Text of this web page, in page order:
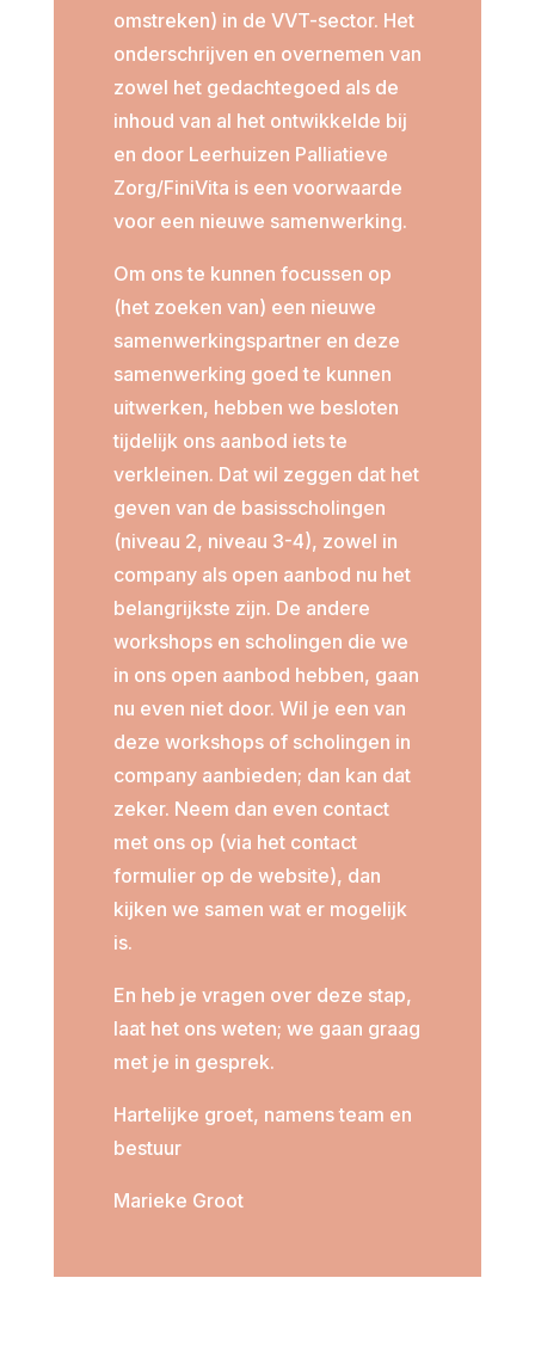
omstreken) in de VVT-sector. Het
onderschrijven en overnemen van
zowel het gedachtegoed als de
inhoud van al het ontwikkelde bij
en door Leerhuizen Palliatieve
Zorg/FiniVita is een voorwaarde
voor een nieuwe samenwerking.
Om ons te kunnen focussen op
(het zoeken van) een nieuwe
samenwerkingspartner en deze
samenwerking goed te kunnen
uitwerken, hebben we besloten
tijdelijk ons aanbod iets te
verkleinen. Dat wil zeggen dat het
geven van de basisscholingen
(niveau 2, niveau 3-4), zowel in
company als open aanbod nu het
belangrijkste zijn. De andere
workshops en scholingen die we
in ons open aanbod hebben, gaan
nu even niet door. Wil je een van
deze workshops of scholingen in
company aanbieden; dan kan dat
zeker. Neem dan even contact
met ons op (via het contact
formulier op de website), dan
kijken we samen wat er mogelijk
is.
En heb je vragen over deze stap,
laat het ons weten; we gaan graag
met je in gesprek.
Hartelijke groet, namens team en
bestuur
Marieke Groot